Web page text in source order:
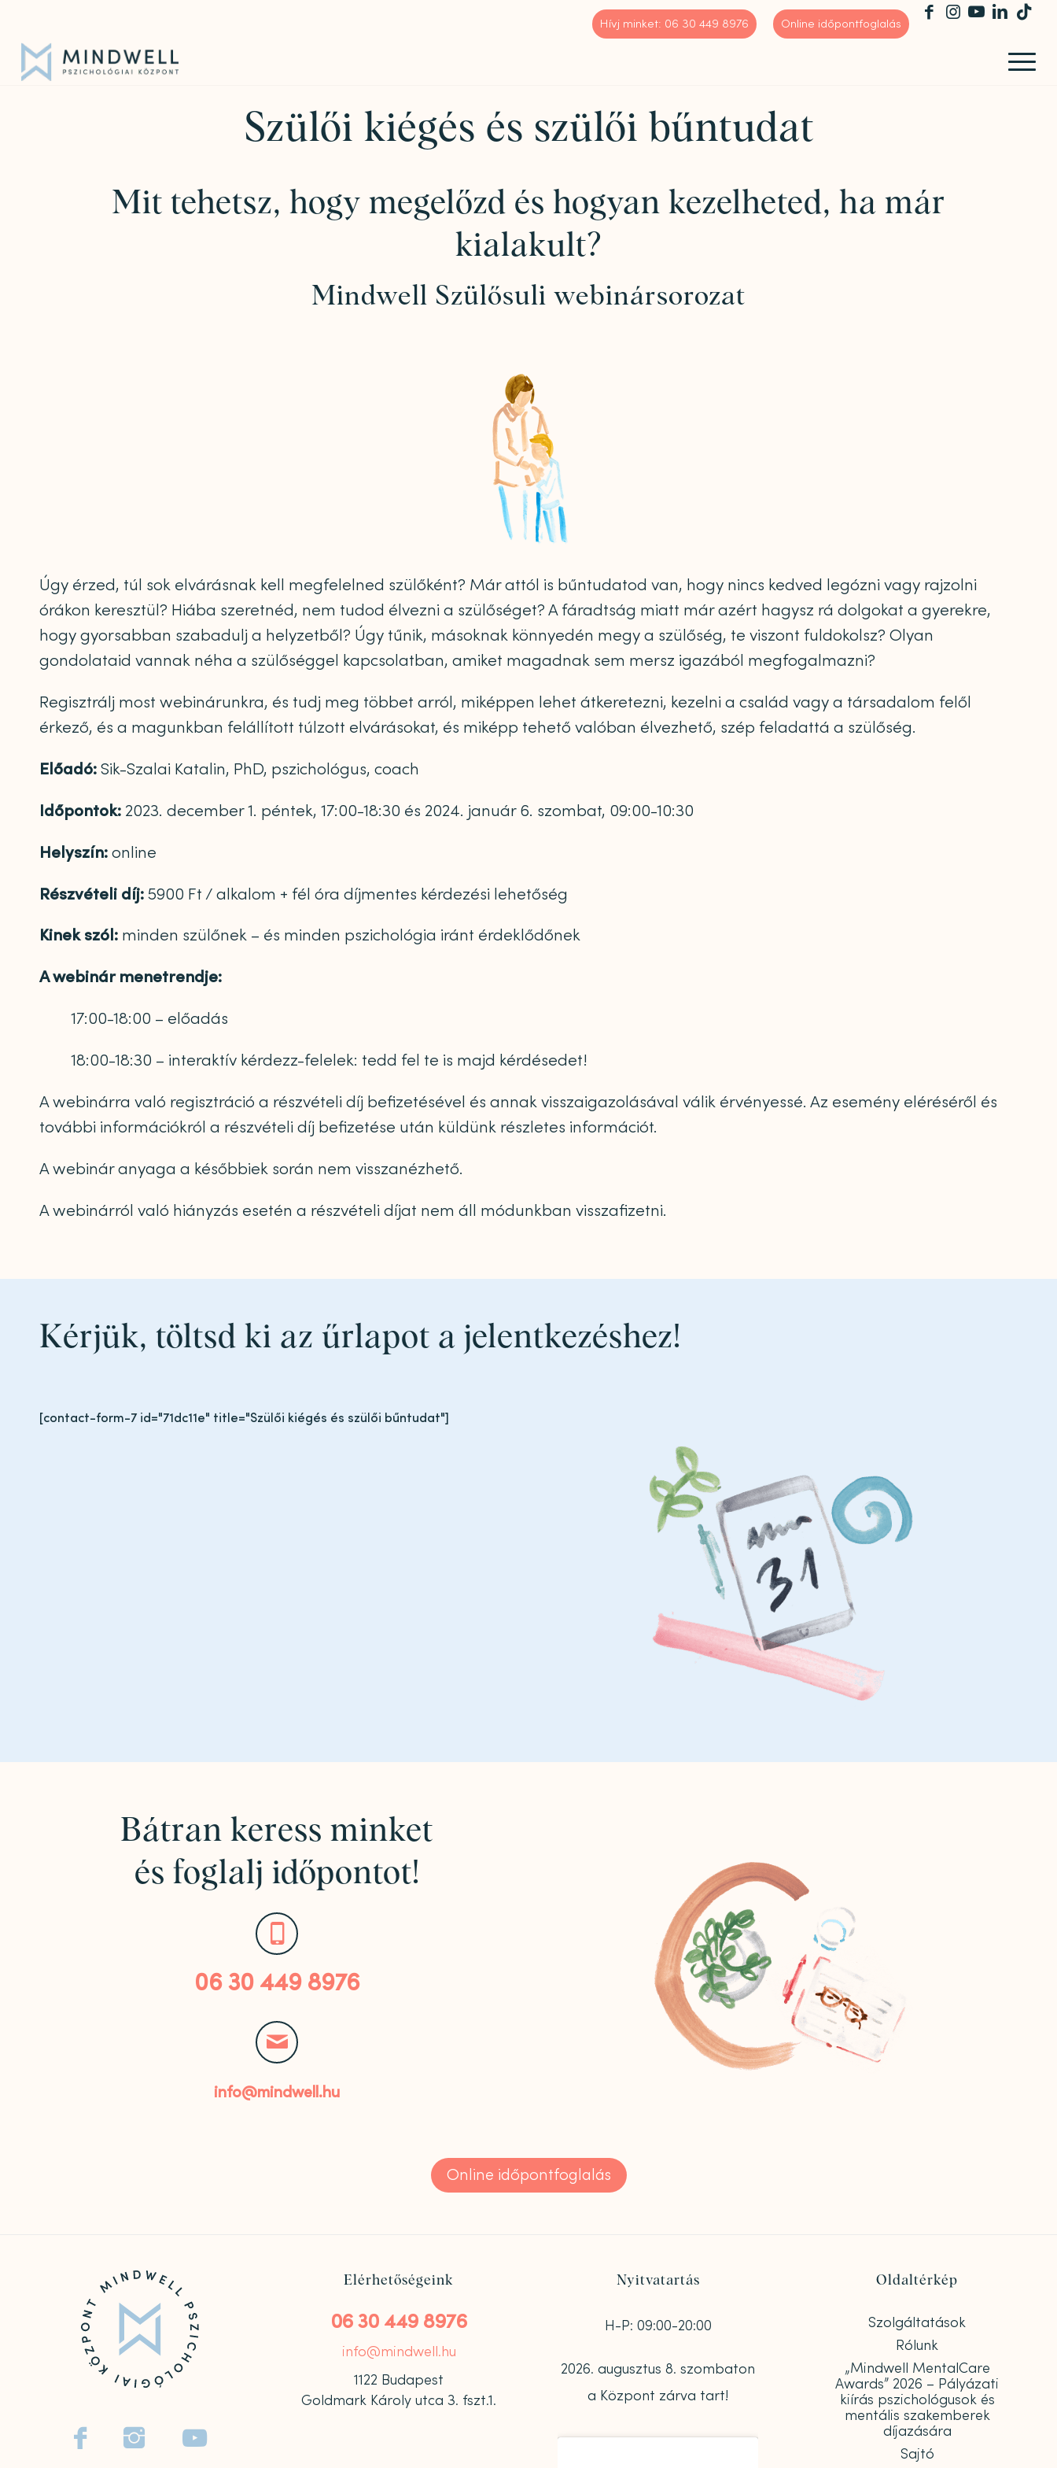
Hívj minket: 06 30 449 8976 Online időpontfoglalás
Szülői kiégés és szülői bűntudat
Mit tehetsz, hogy megelőzd és hogyan kezelheted, ha már
kialakult?
Mindwell Szülősuli webinársorozat
Úgy érzed, túl sok elvárásnak kell megfelelned szülőként? Már attól is bűntudatod van, hogy nincs kedved legózni vagy rajzolni
órákon keresztül? Hiába szeretnéd, nem tudod élvezni a szülőséget? A fáradtság miatt már azért hagysz rá dolgokat a gyerekre,
hogy gyorsabban szabadulj a helyzetből? Úgy tűnik, másoknak könnyedén megy a szülőség, te viszont fuldokolsz? Olyan
gondolataid vannak néha a szülőséggel kapcsolatban, amiket magadnak sem mersz igazából megfogalmazni?
Regisztrálj most webinárunkra, és tudj meg többet arról, miképpen lehet átkeretezni, kezelni a család vagy a társadalom felől
érkező, és a magunkban felállított túlzott elvárásokat, és miképp tehető valóban élvezhető, szép feladattá a szülőség.
Előadó: Sik-Szalai Katalin, PhD, pszichológus, coach
Időpontok: 2023. december 1. péntek, 17:00-18:30 és 2024. január 6. szombat, 09:00-10:30
Helyszín: online
Részvételi díj: 5900 Ft / alkalom + fél óra díjmentes kérdezési lehetőség
Kinek szól: minden szülőnek – és minden pszichológia iránt érdeklődőnek
A webinár menetrendje:
17:00-18:00 – előadás
18:00-18:30 – interaktív kérdezz-felelek: tedd fel te is majd kérdésedet!
A webinárra való regisztráció a részvételi díj befizetésével és annak visszaigazolásával válik érvényessé. Az esemény eléréséről és
további információkról a részvételi díj befizetése után küldünk részletes információt.
A webinár anyaga a későbbiek során nem visszanézhető.
A webinárról való hiányzás esetén a részvételi díjat nem áll módunkban visszafizetni.
Kérjük, töltsd ki az űrlapot a jelentkezéshez!
[contact-form-7 id="71dc11e" title="Szülői kiégés és szülői bűntudat"]
Bátran keress minket
és foglalj időpontot!
06 30 449 8976
info@mindwell.hu
Online időpontfoglalás
  
Elérhetőségeink
06 30 449 8976
info@mindwell.hu
1122 Budapest
Goldmark Károly utca 3. fszt.1.
Nyitvatartás
H-P: 09:00-20:00
2026. augusztus 8. szombaton
a Központ zárva tart!
Oldaltérkép
Szolgáltatások
Rólunk
„Mindwell MentalCare
Awards” 2026 – Pályázati
kiírás pszichológusok és
mentális szakemberek
díjazására
Sajtó